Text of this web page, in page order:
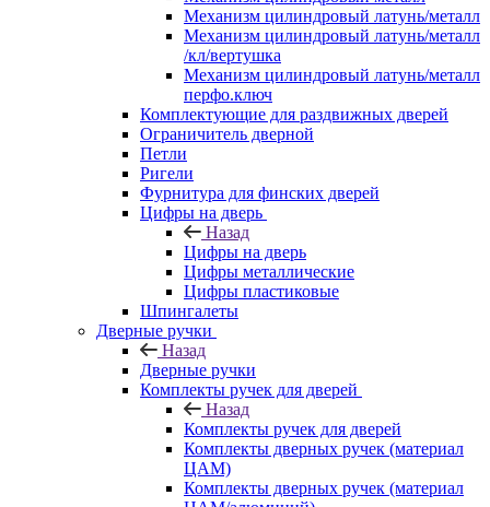
Механизм цилиндровый латунь/металл
Механизм цилиндровый латунь/металл
/кл/вертушка
Механизм цилиндровый латунь/металл
перфо.ключ
Комплектующие для раздвижных дверей
Ограничитель дверной
Петли
Ригели
Фурнитура для финских дверей
Цифры на дверь
Назад
Цифры на дверь
Цифры металлические
Цифры пластиковые
Шпингалеты
Дверные ручки
Назад
Дверные ручки
Комплекты ручек для дверей
Назад
Комплекты ручек для дверей
Комплекты дверных ручек (материал
ЦАМ)
Комплекты дверных ручек (материал